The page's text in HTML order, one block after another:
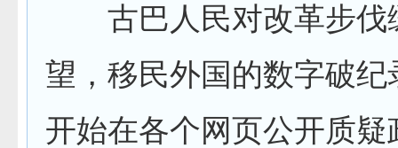
古巴人民对改革步伐
望，移民外国的数字破纪
开始在各个网页公开质疑